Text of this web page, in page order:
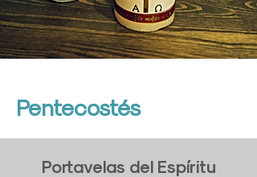
Pentecostés
Portavelas del Espíritu